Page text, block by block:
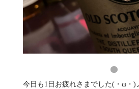
今日も1日お疲れさまでした(・ω・)